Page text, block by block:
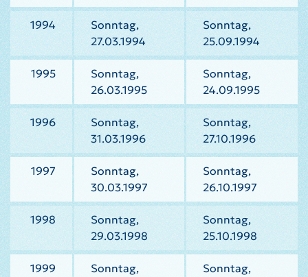
1994
Sonntag,
27.03.1994
Sonntag,
25.09.1994
1995
Sonntag,
26.03.1995
Sonntag,
24.09.1995
1996
Sonntag,
31.03.1996
Sonntag,
27.10.1996
1997
Sonntag,
30.03.1997
Sonntag,
26.10.1997
1998
Sonntag,
29.03.1998
Sonntag,
25.10.1998
1999
Sonntag,
Sonntag,